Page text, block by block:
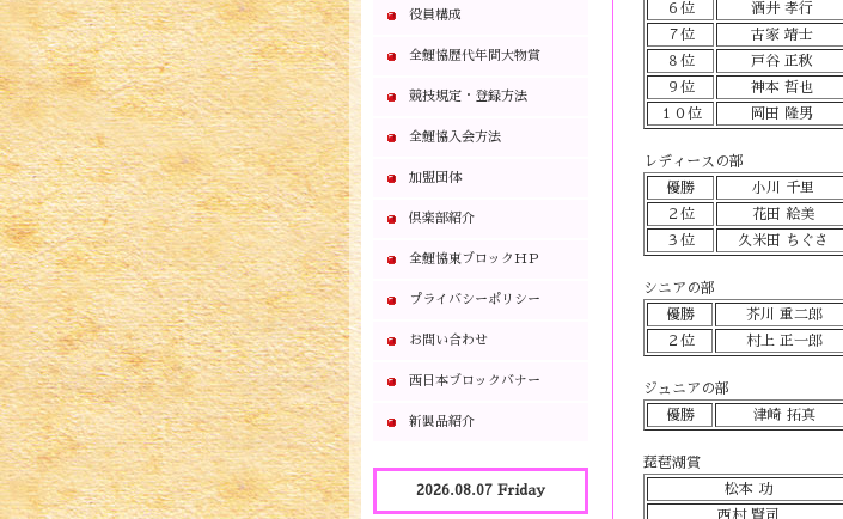
６位
酒井 孝行
７位
古家 靖士
８位
戸谷 正秋
９位
神本 哲也
１０位
岡田 隆男
レディースの部
優勝
小川 千里
２位
花田 絵美
３位
久米田 ちぐさ
シニアの部
優勝
芥川 重二郎
２位
村上 正一郎
ジュニアの部
優勝
津崎 拓真
琵琶湖賞
松本 功
西村 賢司
役員構成
全鯉協歴代年間大物賞
競技規定・登録方法
全鯉協入会方法
加盟団体
倶楽部紹介
全鯉協東ブロックＨＰ
プライバシーポリシー
お問い合わせ
西日本ブロックバナー
新製品紹介
2026.08.07 Friday